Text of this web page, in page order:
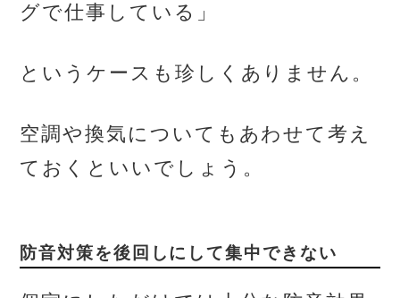
グで仕事している」
というケースも珍しくありません。
空調や換気についてもあわせて考え
ておくといいでしょう。
防音対策を後回しにして集中できない